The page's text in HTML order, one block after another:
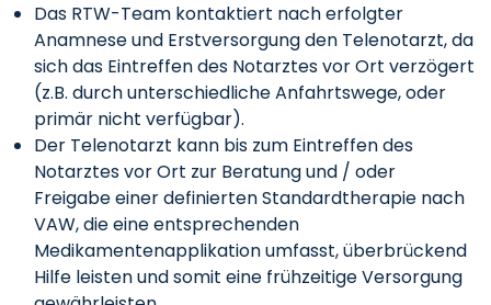
Das RTW-Team kontaktiert nach erfolgter
Anamnese und Erstversorgung den Telenotarzt, da
sich das Eintreffen des Notarztes vor Ort verzögert
(z.B. durch unterschiedliche Anfahrtswege, oder
primär nicht verfügbar).
Der Telenotarzt kann bis zum Eintreffen des
Notarztes vor Ort zur Beratung und / oder
Freigabe einer definierten Standardtherapie nach
VAW, die eine entsprechenden
Medikamentenapplikation umfasst, überbrückend
Hilfe leisten und somit eine frühzeitige Versorgung